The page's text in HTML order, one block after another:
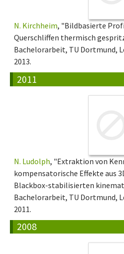
N. Kirchheim, "Bildbasierte
Querschliffen thermisch
Bachelorarbeit, TU Dortmund,
2013.
2011
N. Ludolph, "Extraktion von
kompensatorische Effekte aus
Blackbox-stabilisierten
Bachelorarbeit, TU Dortmund,
2011.
2008